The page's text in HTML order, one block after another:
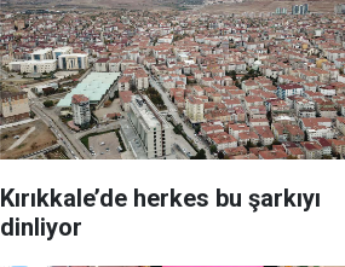
Kırıkkale’de herkes bu şarkıyı
dinliyor